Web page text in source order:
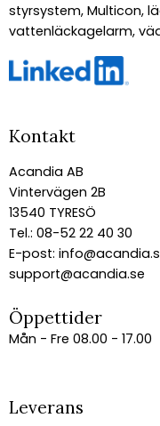
styrsystem, Multicon,
vattenläckagelarm,
Kontakt
Acandia AB
Vintervägen 2B
13540 TYRESÖ
Tel.: 08-52 22 40 30
E-post:
support@acandia.se
Öppettider
Mån - Fre 08.00 - 17.00
Leverans